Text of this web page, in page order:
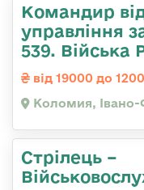
Командир
управління
539. Війська
від 19000 до
Коломия, Івано-
Стрілець –